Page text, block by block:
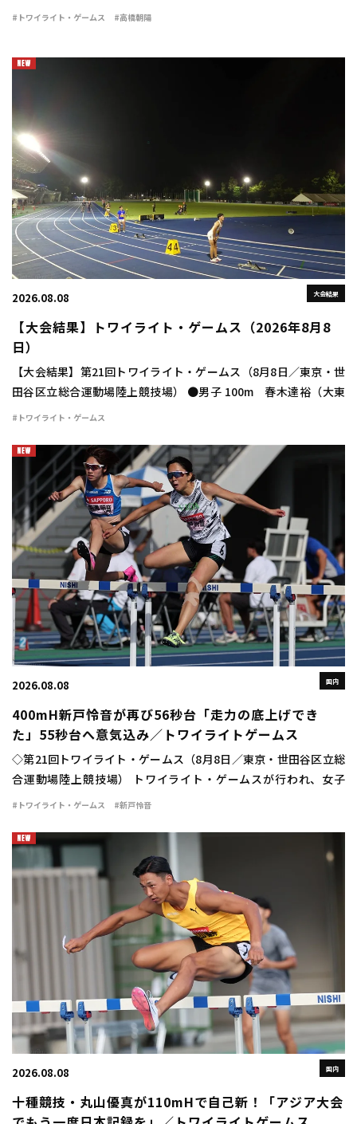
幅跳は高橋朝陽（東海大）が7m98（＋0.3）の大ジャンプを見せ
#トワイライト・ゲームス #高橋朝陽
大会結果
2026.08.08
【大会結果】トワイライト・ゲームス（2026年8月8
日）
【大会結果】第21回トワイライト・ゲームス（8月8日／東京・世
田谷区立総合運動場陸上競技場） ●男子 100m 春木達裕（大東
大） 10秒24（＋1.8） 400m 豊田兼（トヨタ自動車） 46秒
#トワイライト・ゲームス
国内
2026.08.08
400mH新戸怜音が再び56秒台「走力の底上げでき
た」55秒台へ意気込み／トワイライトゲームス
◇第21回トワイライト・ゲームス（8月8日／東京・世田谷区立総
合運動場陸上競技場） トワイライト・ゲームスが行われ、女子
400mハードルは新戸怜音（VIDA）が56秒75の自己新で優勝し
#トワイライト・ゲームス #新戸怜音
国内
2026.08.08
十種競技・丸山優真が110mHで自己新！「アジア大会